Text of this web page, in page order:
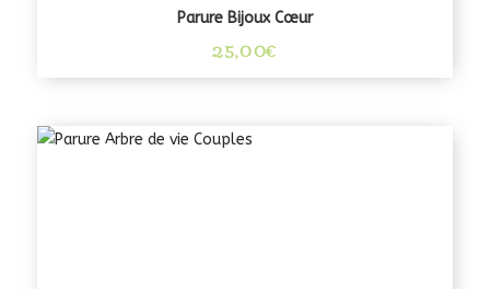
Parure Bijoux Cœur
25,00€